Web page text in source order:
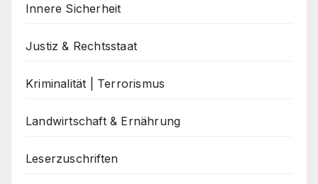
Innere Sicherheit
Justiz & Rechtsstaat
Kriminalität | Terrorismus
Landwirtschaft & Ernährung
Leserzuschriften